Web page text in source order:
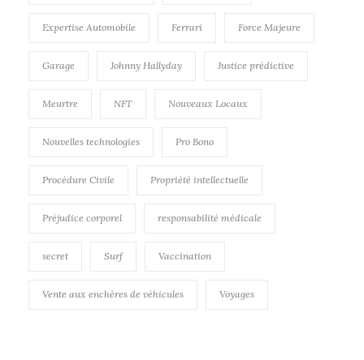
Expertise Automobile Ferrari Force Majeure
Garage Johnny Hallyday Justice prédictive
Meurtre NFT Nouveaux Locaux
Nouvelles technologies Pro Bono
Procédure Civile Propriété intellectuelle
Préjudice corporel responsabilité médicale
secret Surf Vaccination
Vente aux enchères de véhicules Voyages